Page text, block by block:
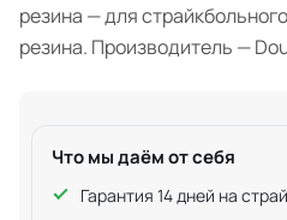
резина — для
резина. Производитель —
Что мы даём от себя
Гарантия 14 дней на